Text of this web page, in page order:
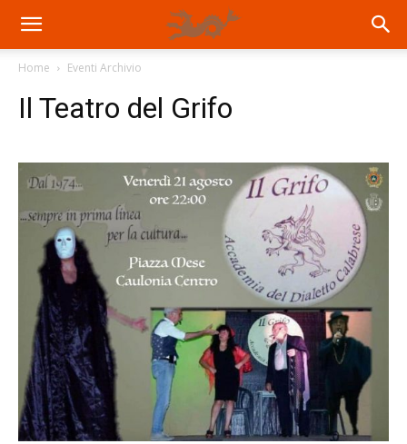
Home Eventi Archivio
Il Teatro del Grifo